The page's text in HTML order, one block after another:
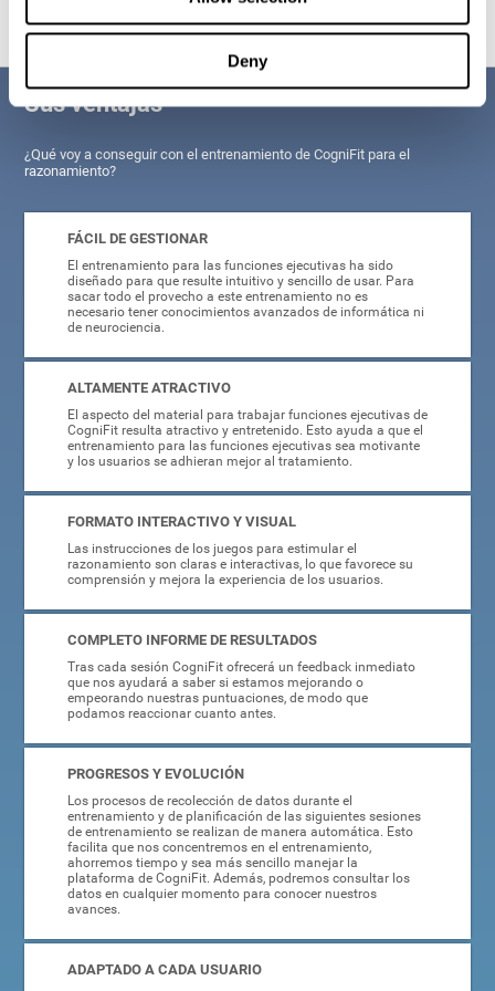
Deny
Sus ventajas
¿Qué voy a conseguir con el entrenamiento de CogniFit para el
razonamiento?
FÁCIL DE GESTIONAR
El entrenamiento para las funciones ejecutivas ha sido
diseñado para que resulte intuitivo y sencillo de usar. Para
sacar todo el provecho a este entrenamiento no es
necesario tener conocimientos avanzados de informática ni
de neurociencia.
ALTAMENTE ATRACTIVO
El aspecto del material para trabajar funciones ejecutivas de
CogniFit resulta atractivo y entretenido. Esto ayuda a que el
entrenamiento para las funciones ejecutivas sea motivante
y los usuarios se adhieran mejor al tratamiento.
FORMATO INTERACTIVO Y VISUAL
Las instrucciones de los juegos para estimular el
razonamiento son claras e interactivas, lo que favorece su
comprensión y mejora la experiencia de los usuarios.
COMPLETO INFORME DE RESULTADOS
Tras cada sesión CogniFit ofrecerá un feedback inmediato
que nos ayudará a saber si estamos mejorando o
empeorando nuestras puntuaciones, de modo que
podamos reaccionar cuanto antes.
PROGRESOS Y EVOLUCIÓN
Los procesos de recolección de datos durante el
entrenamiento y de planificación de las siguientes sesiones
de entrenamiento se realizan de manera automática. Esto
facilita que nos concentremos en el entrenamiento,
ahorremos tiempo y sea más sencillo manejar la
plataforma de CogniFit. Además, podremos consultar los
datos en cualquier momento para conocer nuestros
avances.
ADAPTADO A CADA USUARIO